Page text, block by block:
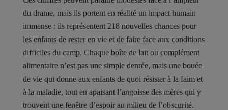
du drame, mais ils portent en réalité un impact humain
immense : ils représentent 218 nouvelles chances pour
les enfants de rester en vie et de faire face aux conditions
difficiles du camp. Chaque boîte de lait ou complément
alimentaire n’est pas une simple denrée, mais une bouée
de vie qui donne aux enfants de quoi résister à la faim et
à la maladie, tout en apaisant l’angoisse des mères qui y
trouvent une fenêtre d’espoir au milieu de l’obscurité.